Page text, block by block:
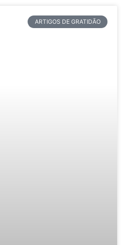
ARTIGOS DE GRATIDÃO